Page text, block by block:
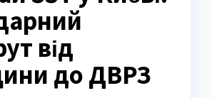
від
до ДВРЗ